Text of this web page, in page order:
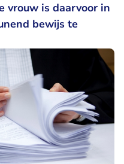
vrouw is daarvoor in
bewijs te